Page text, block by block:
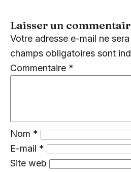
Laisser un
Votre adresse e-mail ne
champs obligatoires sont
Commentaire *
Nom *
E-mail *
Site web